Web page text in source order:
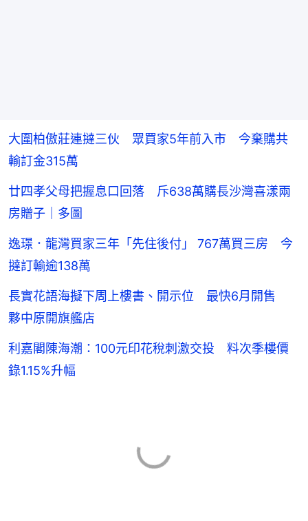
大圍柏傲莊連撻三伙 眾買家5年前入市 今棄購共
輸訂金315萬
廿四孝父母把握息口回落 斥638萬購長沙灣喜漾兩
房贈子｜多圖
逸璟．龍灣買家三年「先住後付」 767萬買三房 今
撻訂輸逾138萬
長實花語海擬下周上樓書、開示位 最快6月開售
夥中原開旗艦店
利嘉閣陳海潮：100元印花稅刺激交投 料次季樓價
錄1.15%升幅